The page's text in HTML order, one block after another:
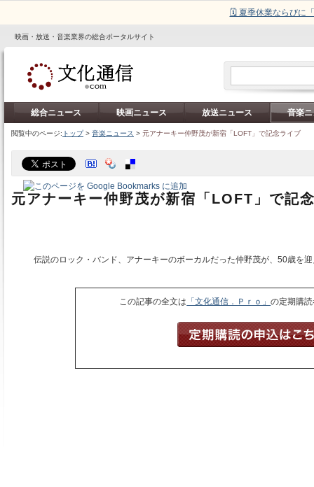
🗓️ 夏季休業ならびに
映画・放送・音楽業界の総合ポータルサイト
総合ニュース 映画ニュース 放送ニュース 音楽
閲覧中のページ: トップ> 音楽ニュース > 元アナーキー仲野茂が新宿「LOFT」で記念ライブ
元アナーキー仲野茂が新宿「LOFT」で記
伝説のロック・バンド、アナーキーのボーカルだった仲野茂が、50歳を
この記事の全文は 「文化通信．Ｐｒｏ」の定期購